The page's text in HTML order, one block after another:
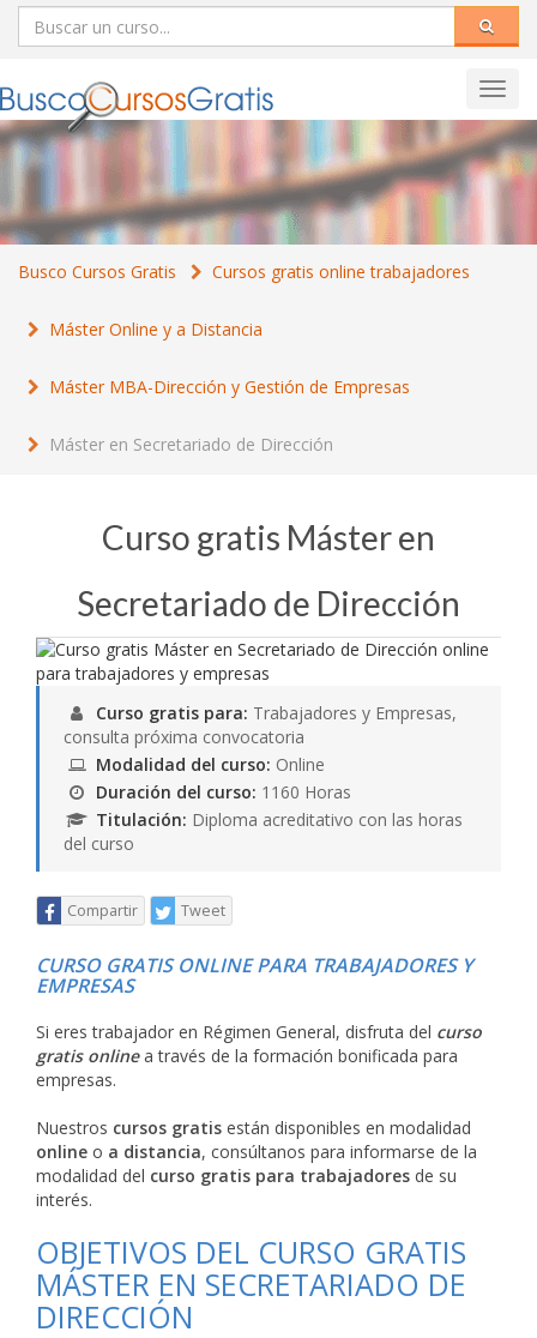
Busco Cursos Gratis Cursos gratis online trabajadores
Máster Online y a Distancia
Máster MBA-Dirección y Gestión de Empresas
Máster en Secretariado de Dirección
Curso gratis Máster en
Secretariado de Dirección
Curso gratis para: Trabajadores y Empresas,
consulta próxima convocatoria
Modalidad del curso: Online
Duración del curso: 1160 Horas
Titulación: Diploma acreditativo con las horas
del curso
Compartir Tweet
CURSO GRATIS ONLINE PARA TRABAJADORES Y
EMPRESAS
Si eres trabajador en Régimen General, disfruta del curso
gratis onlinea través de la formación bonificada para
empresas.
Nuestros cursos gratis están disponibles en modalidad
online o a distancia, consúltanos para informarse de la
modalidad del curso gratis para trabajadores de su
interés.
OBJETIVOS DEL CURSO GRATIS
MÁSTER EN SECRETARIADO DE
DIRECCIÓN